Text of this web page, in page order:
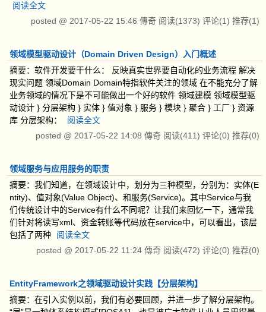
阅读全文
posted @ 2017-05-22 15:46 傳奇 阅读(1373) 评论(1) 推荐(1)
领域模型驱动设计（Domain Driven Design）入门概述
摘要：软件开发要干什么： 反映真实世界要自动化的业务流程 解决
现实问题 领域Domain Domain特指软件关注的领域 在不能充分了解
业务领域的情况下是不可能做出一个好的软件 领域建模 领域模型驱
动设计 } 分层架构 } 实体 } 值对象 } 服务 } 模块 } 聚合 } 工厂 } 资源
库 分层架构：
阅读全文
posted @ 2017-05-22 14:08 傳奇 阅读(411) 评论(0) 推荐(0)
领域服务与应用服务的职责
摘要：我们知道，在领域设计中，划分为三种模型，分别为：实体(E
ntity)、值对象(Value Object)、和服务(Service)。其中Service与我
们传统设计中的Service有什么不同呢？让我们来回忆一下，通常我
们针对将读写xml、资金转账等代码放在service中，可以看出，该层
包括了两种
阅读全文
posted @ 2017-05-22 11:24 傳奇 阅读(472) 评论(0) 推荐(0)
EntityFramework之领域驱动设计实践【分层架构】
摘要：在引入实例以前，我们有必要回顾，并进一步了解分层架构。